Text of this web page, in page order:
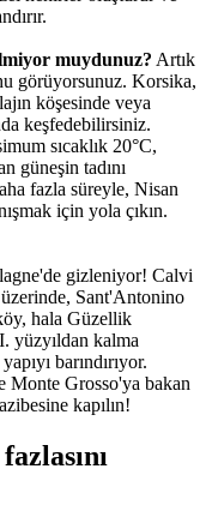
muydunuz? Artık
görüyorsunuz. Korsika,
köşesinde veya
keşfedebilirsiniz.
sıcaklık 20°C,
güneşin tadını
fazla süreyle, Nisan
için yola çıkın.
gizleniyor! Calvi
Sant'Antonino
hala Güzellik
yüzyıldan kalma
barındırıyor.
Monte Grosso'ya bakan
kapılın!